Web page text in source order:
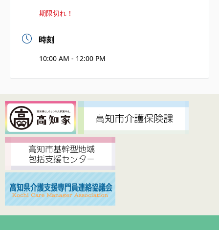
期限切れ！
時刻
10:00 AM - 12:00 PM